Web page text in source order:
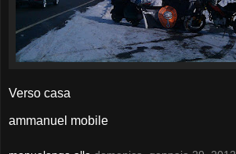
Verso casa
ammanuel mobile